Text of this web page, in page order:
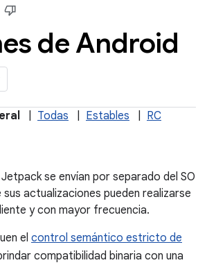
de Android
Todas Estables
RC
se envían por separado del SO
actualizaciones pueden realizarse
y con mayor frecuencia.
el control semántico estricto de
compatibilidad binaria con una